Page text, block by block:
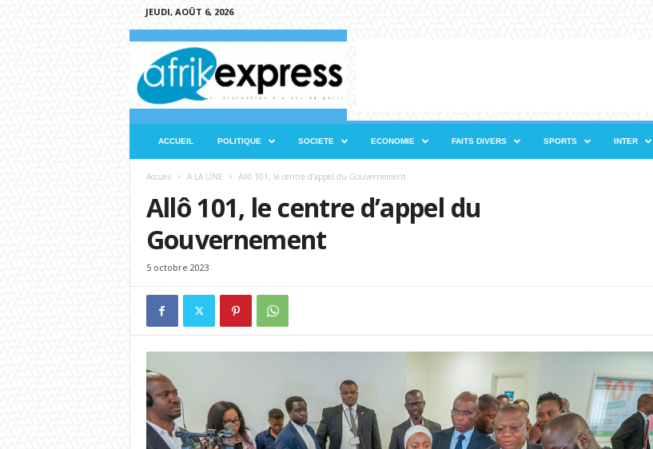
JEUDI, AOÛT 6, 2026
e
ACCUEIL POLITIQUE SOCIETE ECONOMIE FAITS DIVERS SPORTS INTER
Accueil A LA UNE Allô 101, le centre d’appel du Gouvernement
Allô 101, le centre d’appel du
Gouvernement
5 octobre 2023